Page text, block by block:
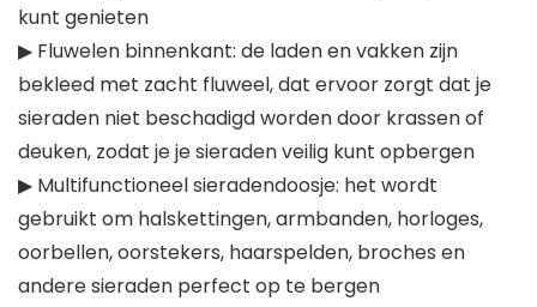
kunt genieten
▶ Fluwelen binnenkant: de laden en vakken zijn
bekleed met zacht fluweel, dat ervoor zorgt dat je
sieraden niet beschadigd worden door krassen of
deuken, zodat je je sieraden veilig kunt opbergen
▶ Multifunctioneel sieradendoosje: het wordt
gebruikt om halskettingen, armbanden, horloges,
oorbellen, oorstekers, haarspelden, broches en
andere sieraden perfect op te bergen